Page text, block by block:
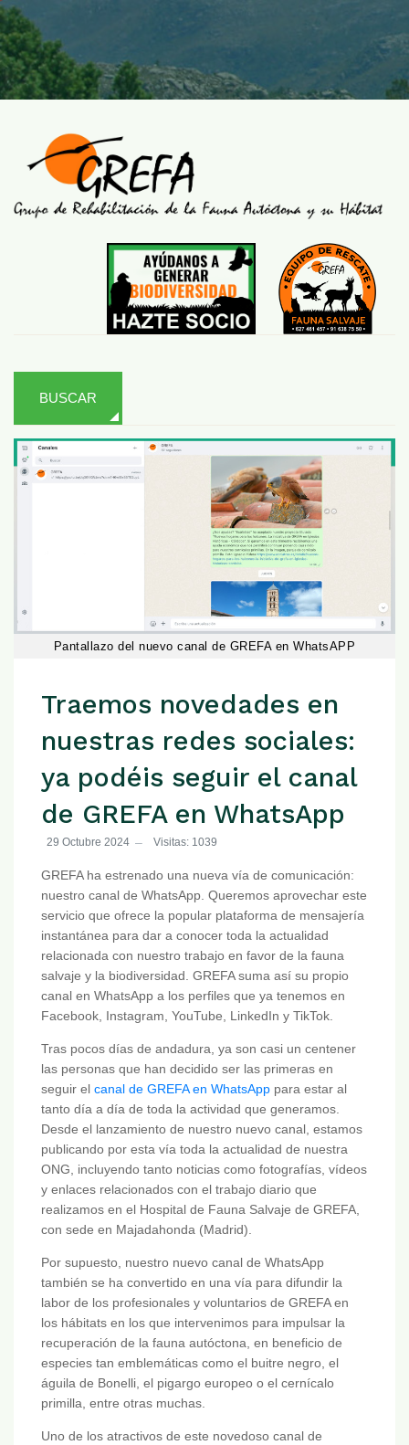
BUSCAR
Pantallazo del nuevo canal de GREFA en WhatsAPP
Traemos novedades en
nuestras redes sociales:
ya podéis seguir el canal
de GREFA en WhatsApp
29 Octubre 2024 Visitas: 1039
GREFA ha estrenado una nueva vía de comunicación:
nuestro canal de WhatsApp. Queremos aprovechar este
servicio que ofrece la popular plataforma de mensajería
instantánea para dar a conocer toda la actualidad
relacionada con nuestro trabajo en favor de la fauna
salvaje y la biodiversidad. GREFA suma así su propio
canal en WhatsApp a los perfiles que ya tenemos en
Facebook, Instagram, YouTube, LinkedIn y TikTok.
Tras pocos días de andadura, ya son casi un centener
las personas que han decidido ser las primeras en
seguir el canal de GREFA en WhatsApp para estar al
tanto día a día de toda la actividad que generamos.
Desde el lanzamiento de nuestro nuevo canal, estamos
publicando por esta vía toda la actualidad de nuestra
ONG, incluyendo tanto noticias como fotografías, vídeos
y enlaces relacionados con el trabajo diario que
realizamos en el Hospital de Fauna Salvaje de GREFA,
con sede en Majadahonda (Madrid).
Por supuesto, nuestro nuevo canal de WhatsApp
también se ha convertido en una vía para difundir la
labor de los profesionales y voluntarios de GREFA en
los hábitats en los que intervenimos para impulsar la
recuperación de la fauna autóctona, en beneficio de
especies tan emblemáticas como el buitre negro, el
águila de Bonelli, el pigargo europeo o el cernícalo
primilla, entre otras muchas.
Uno de los atractivos de este novedoso canal de